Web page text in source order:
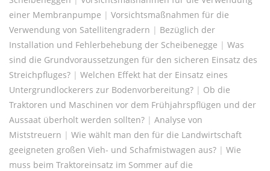
einer Membranpumpe | Vorsichtsmaßnahmen für die
Verwendung von Satellitengradern | Bezüglich der
Installation und Fehlerbehebung der Scheibenegge | Was
sind die Grundvoraussetzungen für den sicheren Einsatz des
Streichpfluges? | Welchen Effekt hat der Einsatz eines
Untergrundlockerers zur Bodenvorbereitung? | Ob die
Traktoren und Maschinen vor dem Frühjahrspflügen und der
Aussaat überholt werden sollten? | Analyse von
Miststreuern | Wie wählt man den für die Landwirtschaft
geeigneten großen Vieh- und Schafmistwagen aus? | Wie
muss beim Traktoreinsatz im Sommer auf die